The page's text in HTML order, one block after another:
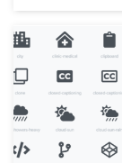
上級カスタマイズ
応用テクニック
購入特典 追
を使えるよう